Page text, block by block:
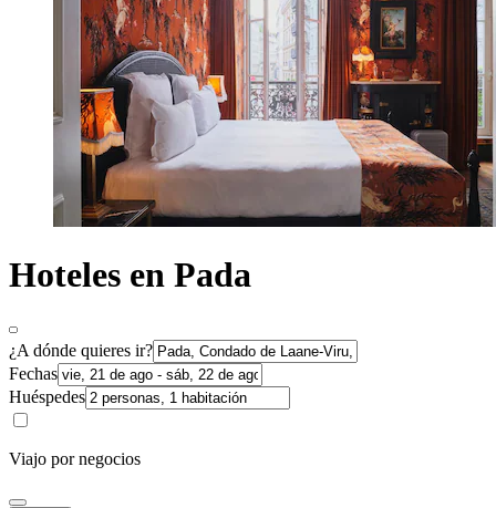
Hoteles en Pada
¿A dónde quieres ir?
Fechas
Huéspedes
Viajo por negocios